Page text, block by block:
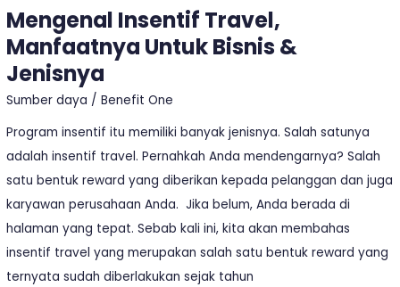
Mengenal Insentif Travel,
Manfaatnya Untuk Bisnis &
Jenisnya
Sumber daya /Benefit One
Program insentif itu memiliki banyak jenisnya. Salah satunya
adalah insentif travel. Pernahkah Anda mendengarnya? Salah
satu bentuk reward yang diberikan kepada pelanggan dan juga
karyawan perusahaan Anda. Jika belum, Anda berada di
halaman yang tepat. Sebab kali ini, kita akan membahas
insentif travel yang merupakan salah satu bentuk reward yang
ternyata sudah diberlakukan sejak tahun